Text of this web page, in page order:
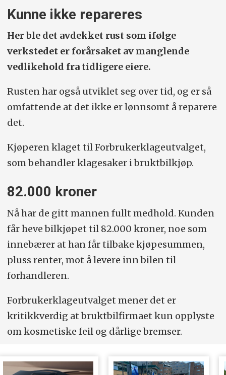
Kunne ikke repareres
Her ble det avdekket rust som ifølge
verkstedet er forårsaket av manglende
vedlikehold fra tidligere eiere.
Rusten har også utviklet seg over tid, og er så
omfattende at det ikke er lønnsomt å reparere
det.
Kjøperen klaget til Forbrukerklageutvalget,
som behandler klagesaker i bruktbilkjøp.
82.000 kroner
Nå har de gitt mannen fullt medhold. Kunden
får heve bilkjøpet til 82.000 kroner, noe som
innebærer at han får tilbake kjøpesummen,
pluss renter, mot å levere inn bilen til
forhandleren.
Forbrukerklageutvalget mener det er
kritikkverdig at bruktbilfirmaet kun opplyste
om kosmetiske feil og dårlige bremser.